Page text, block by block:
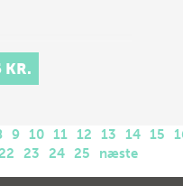
KR.
9 10 11 12 13 14 15
23 24 25 næste